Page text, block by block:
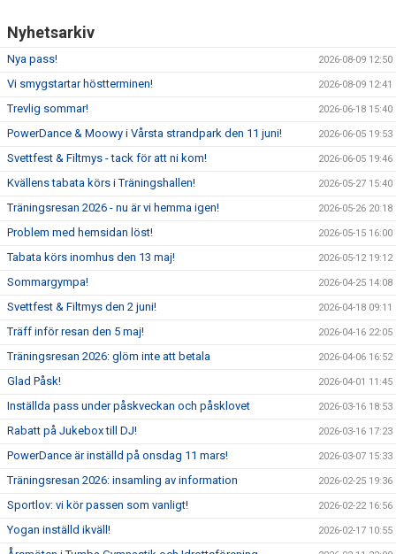
Nyhetsarkiv
Nya pass! 2026-08-09 12:50
Vi smygstartar höstterminen! 2026-08-09 12:41
Trevlig sommar! 2026-06-18 15:40
PowerDance & Moowy i Vårsta strandpark den 11 juni! 2026-06-05 19:53
Svettfest & Filtmys - tack för att ni kom! 2026-06-05 19:46
Kvällens tabata körs i Träningshallen! 2026-05-27 15:40
Träningsresan 2026 - nu är vi hemma igen! 2026-05-26 20:18
Problem med hemsidan löst! 2026-05-15 16:00
Tabata körs inomhus den 13 maj! 2026-05-12 19:12
Sommargympa! 2026-04-25 14:08
Svettfest & Filtmys den 2 juni! 2026-04-18 09:11
Träff inför resan den 5 maj! 2026-04-16 22:05
Träningsresan 2026: glöm inte att betala 2026-04-06 16:52
Glad Påsk! 2026-04-01 11:45
Inställda pass under påskveckan och påsklovet 2026-03-16 18:53
Rabatt på Jukebox till DJ! 2026-03-16 17:23
PowerDance är inställd på onsdag 11 mars! 2026-03-07 15:33
Träningsresan 2026: insamling av information 2026-02-25 19:36
Sportlov: vi kör passen som vanligt! 2026-02-22 16:56
Yogan inställd ikväll! 2026-02-17 10:55